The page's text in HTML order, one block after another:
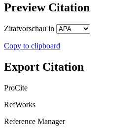
Preview Citation
Zitatvorschau in
Copy to clipboard
Export Citation
ProCite
RefWorks
Reference Manager